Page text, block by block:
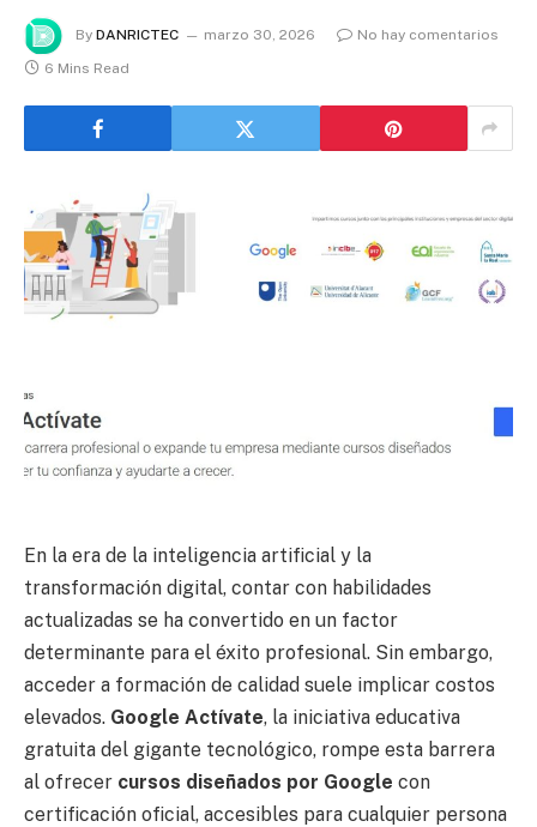
By DANRICTEC marzo 30, 2026
No hay comentarios
6 Mins Read
En la era de la inteligencia artificial y la
transformación digital, contar con habilidades
actualizadas se ha convertido en un factor
determinante para el éxito profesional. Sin embargo,
acceder a formación de calidad suele implicar costos
elevados. Google Actívate, la iniciativa educativa
gratuita del gigante tecnológico, rompe esta barrera
al ofrecer cursos diseñados por Google con
certificación oficial, accesibles para cualquier persona